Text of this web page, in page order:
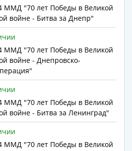
ММД "70 лет Победы в Великой
войне - Битва за Днепр"
ММД "70 лет Победы в Великой
войне - Днепровско-
ММД "70 лет Победы в Великой
войне - Битва за Ленинград"
ММД "70 лет Победы в Великой